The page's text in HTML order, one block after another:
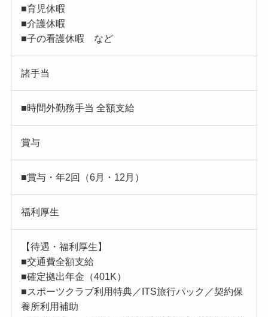
■育児休暇
■介護休暇
■子の看護休暇 など
諸手当
■時間外勤務手当 全額支給
賞与
■賞与・年2回（6月・12月）
福利厚生
【待遇・福利厚生】
■交通費全額支給
■確定拠出年金（401K）
■スポーツクラブ利用特典／ITS旅行パック／契約保
養所利用補助